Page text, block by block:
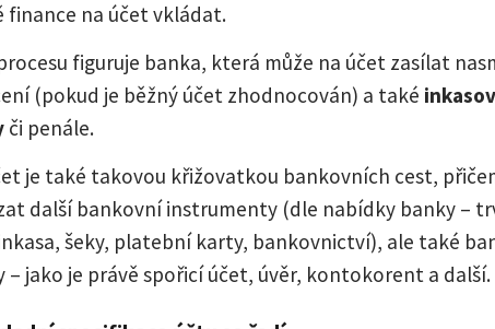
finance na účet vkládat.
figuruje banka, která může na účet zasílat
(pokud je běžný účet zhodnocován) a také
či penále.
je také takovou křižovatkou bankovních cest,
další bankovní instrumenty (dle nabídky banky –
šeky, platební karty, bankovnictví), ale také
– jako je právě spořicí účet, úvěr, kontokorent a další.